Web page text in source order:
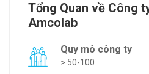
Tổng Quan về Công
Amcolab
Quy mô công ty
> 50-100